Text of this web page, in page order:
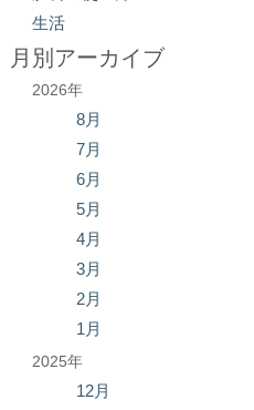
生活
月別アーカイブ
2026年
8月
7月
6月
5月
4月
3月
2月
1月
2025年
12月